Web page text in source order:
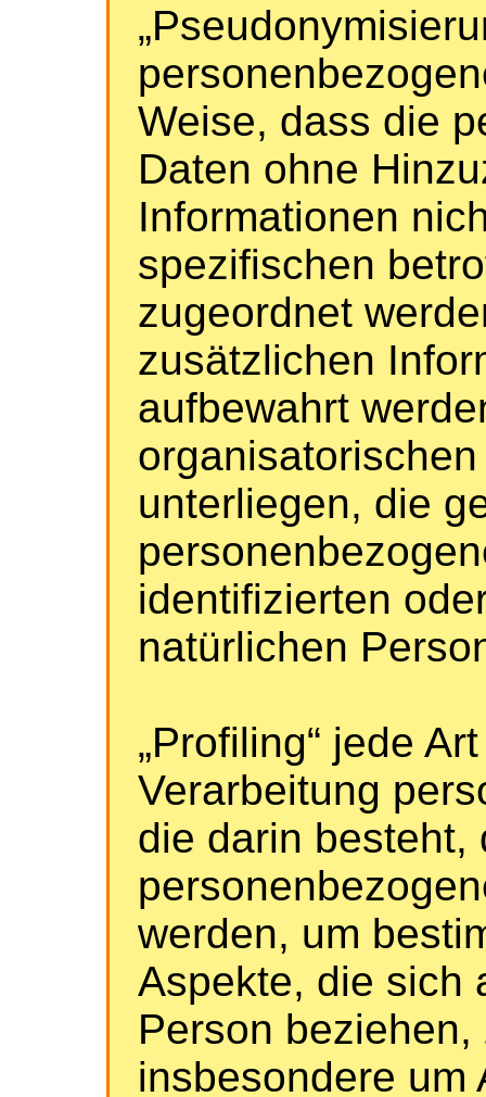
Weise, dass die
Daten ohne
Informationen
spezifischen
zugeordnet
zusätzlichen
aufbewahrt
unterliegen, die
identifizierten
natürlichen
„Profiling“ jede
Verarbeitung
die darin besteht,
werden, um
Aspekte, die sich
Person
insbesondere um